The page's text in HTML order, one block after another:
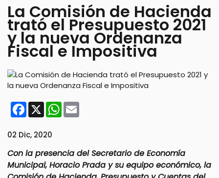
La Comisión de Hacienda
trató el Presupuesto 2021
y la nueva Ordenanza
Fiscal e Impositiva
Facebook
X WhatsApp
Email
02 Dic, 2020
Con la presencia del Secretario de Economía
Municipal, Horacio Prada y su equipo económico, la